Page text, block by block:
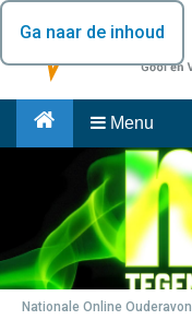
Ga naar de inhoud
Menu
Nationale Online